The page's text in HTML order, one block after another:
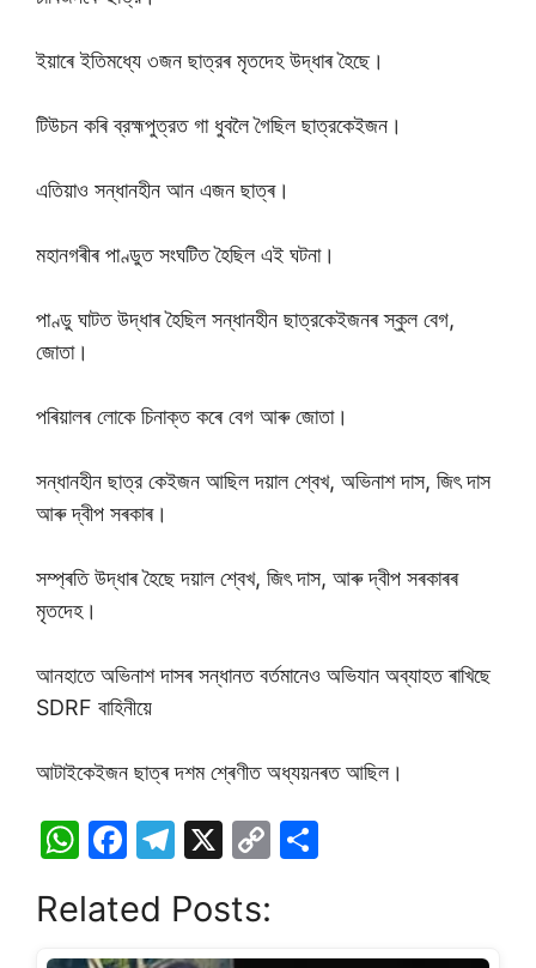
ইয়াৰে ইতিমধ্যে ৩জন ছাত্রৰ মৃতদেহ উদ্ধাৰ হৈছে।
টিউচন কৰি ব্রহ্মপুত্রত গা ধুবলৈ গৈছিল ছাত্রকেইজন।
এতিয়াও সন্ধানহীন আন এজন ছাত্ৰ।
মহানগৰীৰ পাণ্ডুত সংঘটিত হৈছিল এই ঘটনা।
পাণ্ডু ঘাটত উদ্ধাৰ হৈছিল সন্ধানহীন ছাত্রকেইজনৰ স্কুল বেগ,
জোতা।
পৰিয়ালৰ লোকে চিনাক্ত কৰে বেগ আৰু জোতা।
সন্ধানহীন ছাত্র কেইজন আছিল দয়াল শ্বেখ, অভিনাশ দাস, জিৎ দাস
আৰু দ্বীপ সৰকাৰ।
সম্প্ৰতি উদ্ধাৰ হৈছে দয়াল শ্বেখ, জিৎ দাস, আৰু দ্বীপ সৰকাৰৰ
মৃতদেহ।
আনহাতে অভিনাশ দাসৰ সন্ধানত বৰ্তমানেও অভিযান অব্যাহত ৰাখিছে
SDRF বাহিনীয়ে
আটাইকেইজন ছাত্ৰ দশম শ্ৰেণীত অধ্যয়নৰত আছিল।
W
at
s
F
c
e
T
e
gr
X
C
y e
Related Posts: